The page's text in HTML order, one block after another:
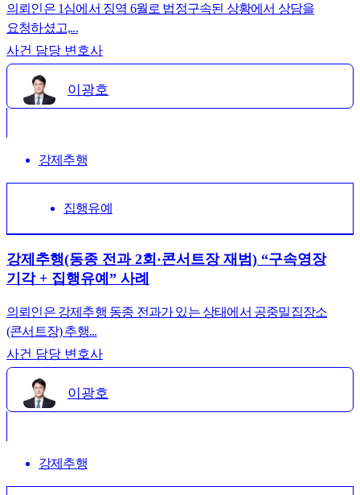
의뢰인은 1심에서 징역 6월로 법정구속된 상황에서 상담을
요청하셨고,...
사건 담당 변호사
이광호
강제추행
집행유예
강제추행(동종 전과 2회·콘서트장 재범) “구속영장
기각 + 집행유예” 사례
의뢰인은 강제추행 동종 전과가 있는 상태에서 공중밀집장소
(콘서트장) 추행...
사건 담당 변호사
이광호
강제추행